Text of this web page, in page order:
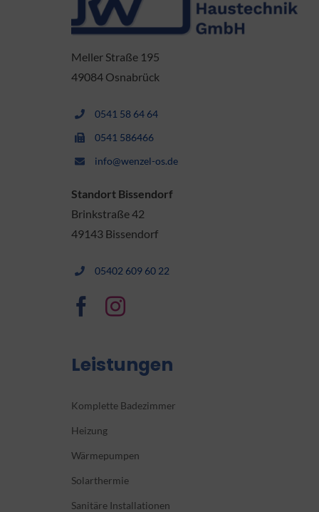
Meller Straße 195
49084 Osnabrück
0541 58 64 64
0541 586466
info@wenzel-os.de
Standort Bissendorf
Brinkstraße 42
49143 Bissendorf
05402 609 60 22
Leistungen
Komplette Badezimmer
Heizung
Wärmepumpen
Solarthermie
Sanitäre Installationen